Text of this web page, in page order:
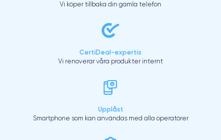
Vi köper tillbaka din gamla telefon
CertiDeal-expertis
Vi renoverar våra produkter internt
Upplåst
Smartphone som kan användas med alla operatörer